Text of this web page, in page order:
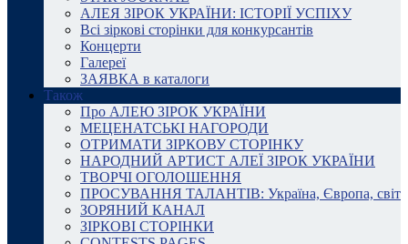
АЛЕЯ ЗІРОК УКРАЇНИ: ІСТОРІЇ УСПІХУ
Всі зіркові сторінки для конкурсантів
Концерти
Галереї
ЗАЯВКА в каталоги
Також
Про АЛЕЮ ЗІРОК УКРАЇНИ
МЕЦЕНАТСЬКІ НАГОРОДИ
ОТРИМАТИ ЗІРКОВУ СТОРІНКУ
НАРОДНИЙ АРТИСТ АЛЕЇ ЗІРОК УКРАЇНИ
ТВОРЧІ ОГОЛОШЕННЯ
ПРОСУВАННЯ ТАЛАНТІВ: Україна, Європа, світ
ЗОРЯНИЙ КАНАЛ
ЗІРКОВІ СТОРІНКИ